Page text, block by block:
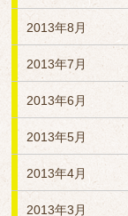
2013年8月
2013年7月
2013年6月
2013年5月
2013年4月
2013年3月